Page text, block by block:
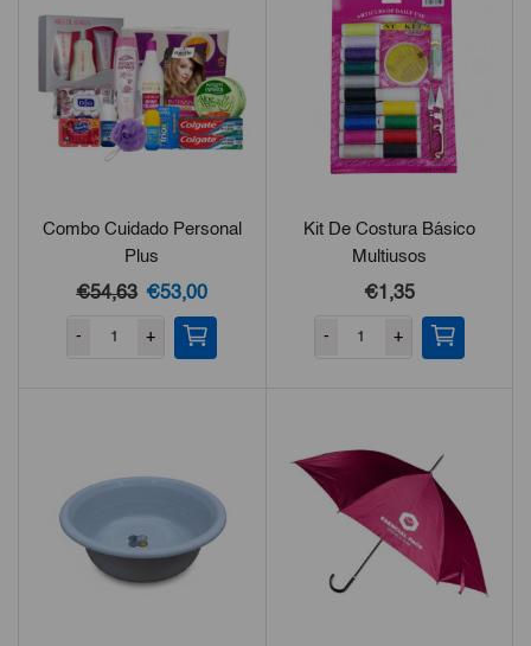
Combo Cuidado Personal
Plus
€54,63 El
precio
original
€53,00El
precio
- +
Kit De Costura Básico
Multiusos
€1,35
- +